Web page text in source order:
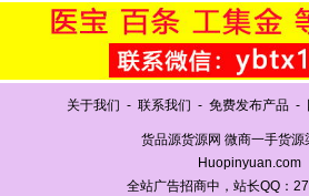
关于我们 - 联系我们 - 免费发布产品 -
货品源货源网 微商一手货源
Huopinyuan.com
全站广告招商中，站长QQ：